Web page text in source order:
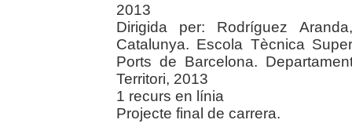
2013
Dirigida per: Rodríguez
Catalunya. Escola Tècnica
Ports de Barcelona.
Territori, 2013
1 recurs en línia
Projecte final de carrera.